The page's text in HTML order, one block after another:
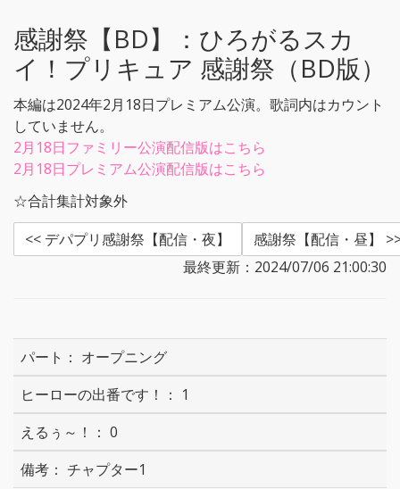
感謝祭【BD】： ひろがるスカ
イ！プリキュア 感謝祭（BD版）
本編は2024年2月18日プレミアム公演。歌詞内はカウント
していません。
2月18日ファミリー公演配信版はこちら
2月18日プレミアム公演配信版はこちら
☆合計集計対象外
<< デパプリ感謝祭【配信・夜】
感謝祭【配信・昼】
最終更新：2024/07/06 21:00:30
オープニング
1
0
チャプター1